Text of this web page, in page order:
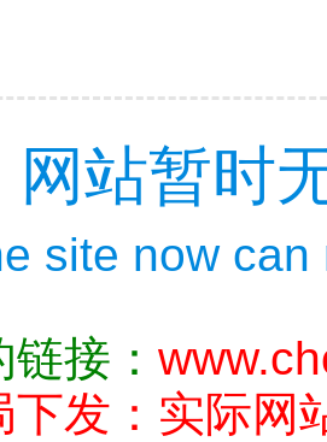
网站暂时
site now
接：
下发：实际网